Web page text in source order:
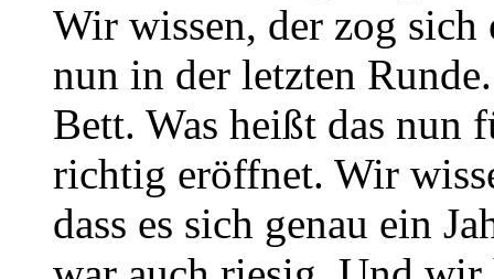
Wir wissen, der zog
nun in der letzten
Bett. Was heißt das nun
richtig eröffnet. Wir
dass es sich genau ein